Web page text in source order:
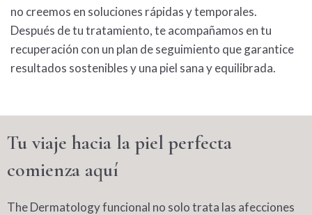
no creemos en soluciones rápidas y temporales.
Después de tu tratamiento, te acompañamos en tu
recuperación con un plan de seguimiento que garantice
resultados sostenibles y una piel sana y equilibrada.
Tu viaje hacia la piel perfecta
comienza aquí
TheDermatologyfuncional no solo trata las afecciones